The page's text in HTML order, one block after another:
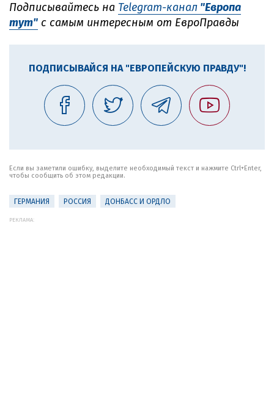
Подписывайтесь на Telegram-канал "Европа
тут" с самым интересным от ЕвроПравды
ПОДПИСЫВАЙСЯ НА "ЕВРОПЕЙСКУЮ ПРАВДУ"!
Если вы заметили ошибку, выделите необходимый текст и нажмите Ctrl+Enter,
чтобы сообщить об этом редакции.
ГЕРМАНИЯ РОССИЯ ДОНБАСС И ОРДЛО
РЕКЛАМА: